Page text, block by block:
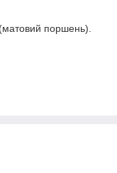
поршень).